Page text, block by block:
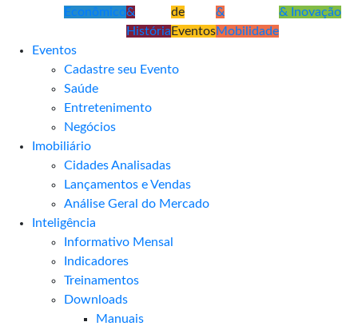
Econômico&
História
de
Eventos
&
Mobilidade
& Inovação
Eventos
Cadastre seu Evento
Saúde
Entretenimento
Negócios
Imobiliário
Cidades Analisadas
Lançamentos e Vendas
Análise Geral do Mercado
Inteligência
Informativo Mensal​
Indicadores
Treinamentos
Downloads
Manuais